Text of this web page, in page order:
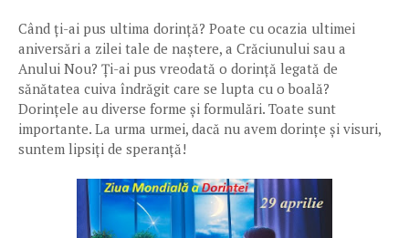
Când ți-ai pus ultima dorință? Poate cu ocazia ultimei
aniversări a zilei tale de naștere, a Crăciunului sau a
Anului Nou? Ți-ai pus vreodată o dorință legată de
sănătatea cuiva îndrăgit care se lupta cu o boală?
Dorințele au diverse forme și formulări. Toate sunt
importante. La urma urmei, dacă nu avem dorințe și visuri,
suntem lipsiți de speranță!